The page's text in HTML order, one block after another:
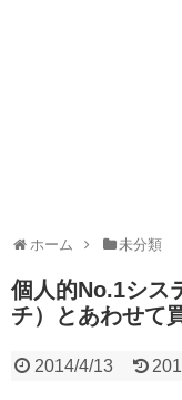
ホーム 未分類
個人的No.1シス
チ）とあわせて
2014/4/13